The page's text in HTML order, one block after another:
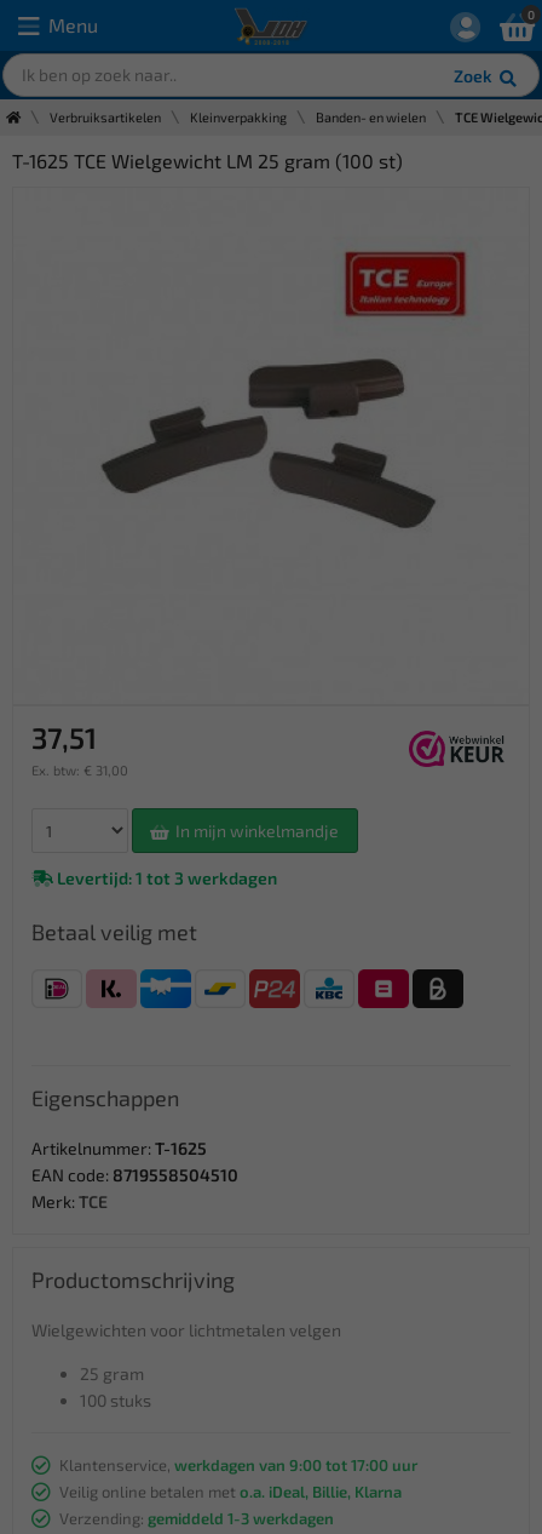
Menu
Zoek
0
Verbruiksartikelen Kleinverpakking Banden- en wielen TCE
T-1625 TCE Wielgewicht LM 25 gram (100 st)
37,51
Ex. btw: € 31,00
In mijn winkelmandje
Levertijd: 1 tot 3 werkdagen
Betaal veilig met
Eigenschappen
Artikelnummer: T-1625
EAN code: 8719558504510
Merk: TCE
Productomschrijving
Wielgewichten voor lichtmetalen velgen
25 gram
100 stuks
Klantenservice, werkdagen van 9:00 tot 17:00 uur
Veilig online betalen met o.a. iDeal, Billie, Klarna
Verzending: gemiddeld 1-3 werkdagen